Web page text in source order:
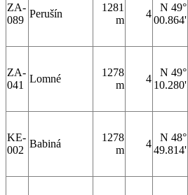
ZA-
089
Perušín
1281
m
4
N 49°
00.864'
ZA-
041
Lomné
1278
m
4
N 49°
10.280'
KE-
002
Babiná
1278
m
4
N 48°
49.814'